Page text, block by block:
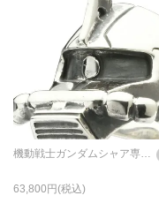
機動戦士ガンダムシャア専用ザクフェイスリング-SILVER-/指輪
63,800